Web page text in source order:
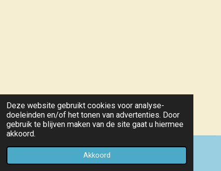
Deze website gebruikt cookies voor analyse-
doeleinden en/of het tonen van advertenties. Door
gebruik te blijven maken van de site gaat u hiermee
akkoord.
Akkoord
© 2021 - 2026 Hondenschool T Sas vzw KKUSH 686